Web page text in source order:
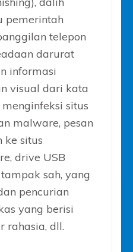
pemerintah
telepon
darurat
informasi
visual dari kata
situs
malware, pesan
ke situs
drive USB
sah, yang
pencurian
yang berisi
rahasia, dll.